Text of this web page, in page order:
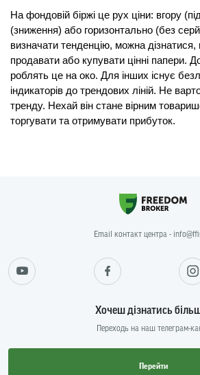
На фондовій біржі це рух ціни: вгору
(зниження) або горизонтально (без
визначати тенденцію, можна дізнатися,
продавати або купувати цінні папери.
роблять це на око. Для інших існує
індикаторів до трендових ліній. Не
тренду. Нехай він стане вірним
торгувати та отримувати прибуток.
Email контакт центра -
Хочеш дізнатись
Переходь на наш телеграм-
Перейти